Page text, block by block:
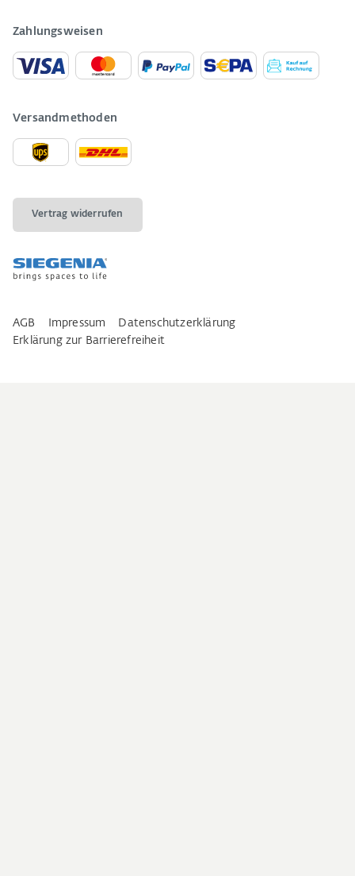
Zahlungsweisen
Versandmethoden
Vertrag widerrufen
AGB Impressum
Datenschutzerklärung
Erklärung zur Barrierefreiheit